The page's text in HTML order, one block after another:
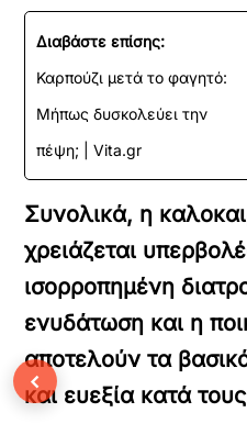
Διαβάστε επίσης:
Καρπούζι μετά το φαγητό:
Μήπως δυσκολεύει την
πέψη; | Vita.gr
Συνολικά, η
χρειάζεται
ισορροπημένη
ενυδάτωση και η
αποτελούν τα
και ευεξία κατά
‹